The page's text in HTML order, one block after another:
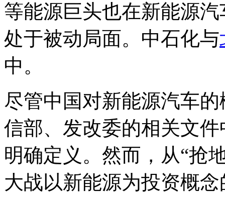
等能源巨头也在新能源
处于被动局面。中石化与
中。
尽管中国对新能源汽车
信部、发改委的相关文
明确定义。然而，从“抢
大战以新能源为投资概